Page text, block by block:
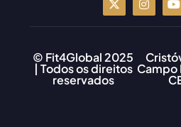
© Fit4Global 2025
| Todos os direitos
reservados
Campo